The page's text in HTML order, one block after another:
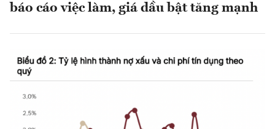
báo cáo việc làm, giá dầu bật tăng mạnh